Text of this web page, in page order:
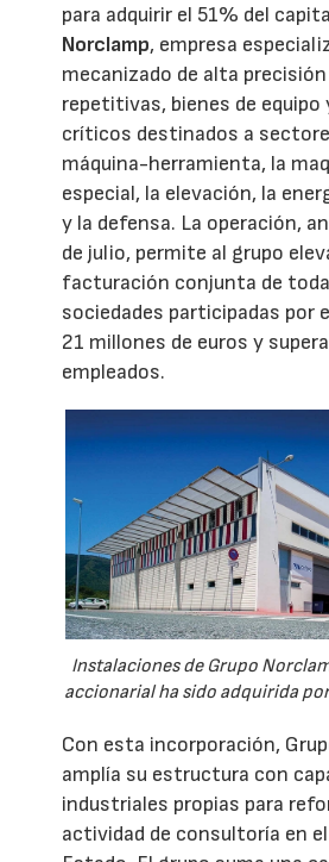
para adquirir el 51% del
Norclamp, empresa
mecanizado de alta
repetitivas, bienes de
críticos destinados a
máquina-herramienta, la
especial, la elevación, la
y la defensa. La operación,
de julio, permite al grupo
facturación conjunta de
sociedades participadas por
21 millones de euros y
empleados.
Instalaciones de Grupo
accionarial ha sido adquirida
Con esta incorporación,
amplía su estructura con
industriales propias para
actividad de consultoría en